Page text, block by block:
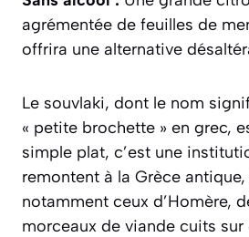
agrémentée de feuilles de
offrira une alternative
Le souvlaki, dont le nom
« petite brochette » en grec,
simple plat, c’est une
remontent à la Grèce
notamment ceux d’Homère,
morceaux de viande cuits sur